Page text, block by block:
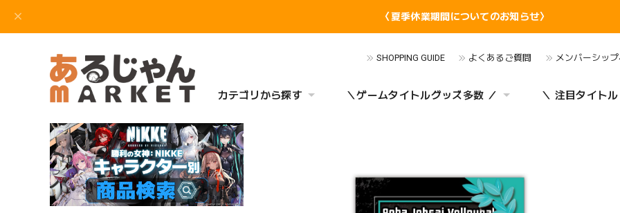
〈夏季休業期間についてのお知らせ〉
SHOPPING GUIDE よくあるご質問 メンバーシッ
カテゴリから探す ＼ゲームタイトルグッズ多数 ／ ＼ 注目タイト